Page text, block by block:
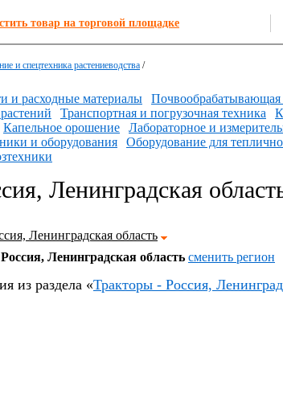
товар на торговой площадке
и спецтехника растениеводства /
и расходные материалы Почвообрабатывающая
Транспортная и погрузочная техника
Капельное орошение Лабораторное и
и оборудования Оборудование для
Ленинградская
Ленинградская область
Россия, Ленинградская область cменить регион
из раздела «Тракторы - Россия,